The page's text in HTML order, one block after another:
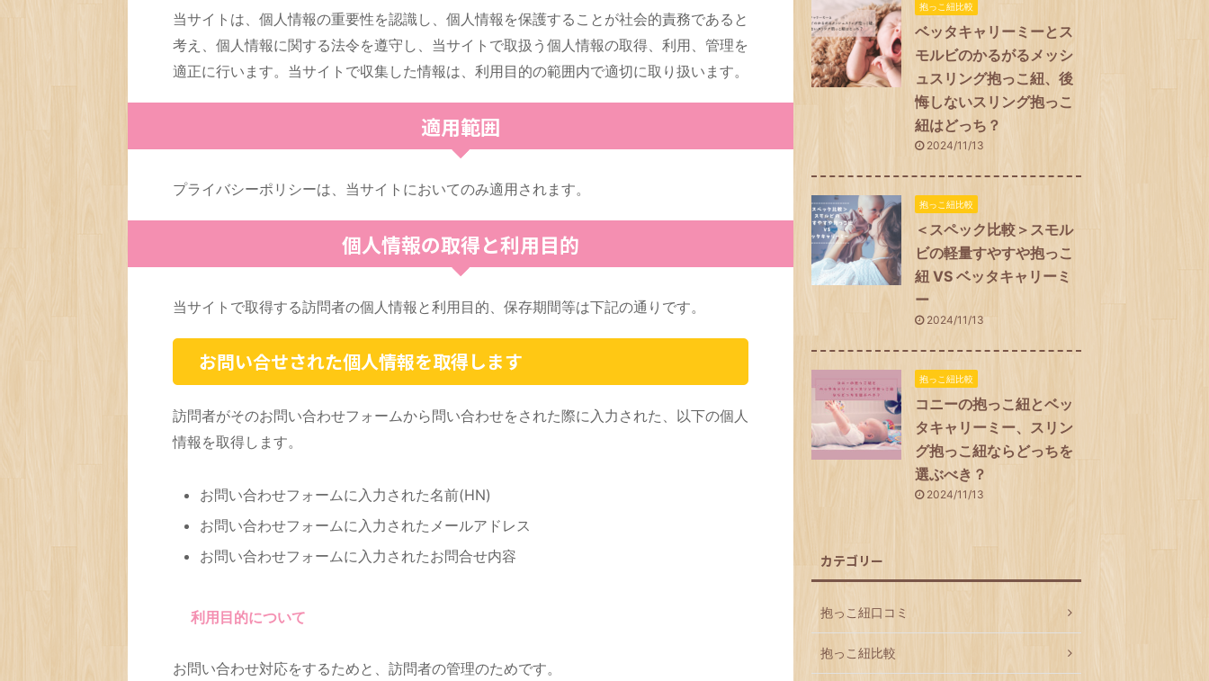
当サイトは、個人情報の重要性を認識し、個人情報を保護することが社会的責務であると
考え、個人情報に関する法令を遵守し、当サイトで取扱う個人情報の取得、利用、管理を
適正に行います。当サイトで収集した情報は、利用目的の範囲内で適切に取り扱います。
適用範囲
プライバシーポリシーは、当サイトにおいてのみ適用されます。
個人情報の取得と利用目的
当サイトで取得する訪問者の個人情報と利用目的、保存期間等は下記の通りです。
お問い合せされた個人情報を取得します
訪問者がそのお問い合わせフォームから問い合わせをされた際に入力された、以下の個人
情報を取得します。
お問い合わせフォームに入力された名前(HN)
お問い合わせフォームに入力されたメールアドレス
お問い合わせフォームに入力されたお問合せ内容
利用目的について
お問い合わせ対応をするためと、訪問者の管理のためです。
抱っこ紐比較
ベッタキャリーミーとス
モルビのかるがるメッシ
ュスリング抱っこ紐、後
悔しないスリング抱っこ
紐はどっち？
2024/11/13
抱っこ紐比較
＜スペック比較＞スモル
ビの軽量すやすや抱っこ
紐 VS ベッタキャリーミ
ー
2024/11/13
抱っこ紐比較
コニーの抱っこ紐とベッ
タキャリーミー、スリン
グ抱っこ紐ならどっちを
選ぶべき？
2024/11/13
カテゴリー
抱っこ紐口コミ
抱っこ紐比較